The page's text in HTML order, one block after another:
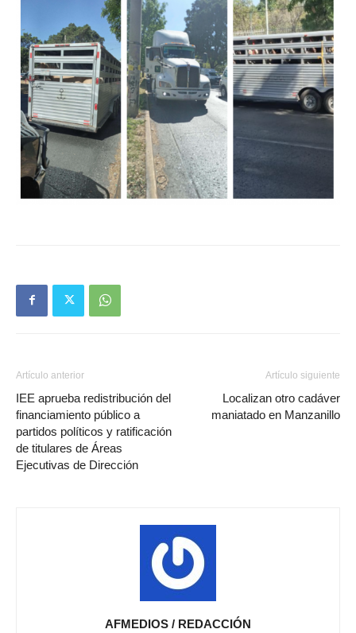
Artículo anterior
IEE aprueba redistribución del
financiamiento público a
partidos políticos y ratificación
de titulares de Áreas
Ejecutivas de Dirección
Artículo siguiente
Localizan otro cadáver
maniatado en Manzanillo
AFMEDIOS / REDACCIÓN